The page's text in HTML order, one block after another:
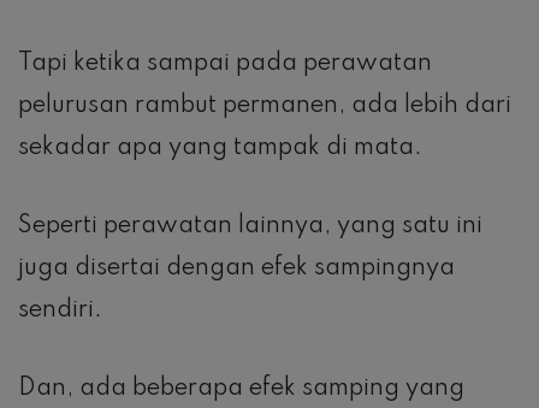
Tapi ketika sampai pada perawatan
pelurusan rambut permanen, ada lebih dari
sekadar apa yang tampak di mata.
Seperti perawatan lainnya, yang satu ini
juga disertai dengan efek sampingnya
sendiri.
Dan, ada beberapa efek samping yang